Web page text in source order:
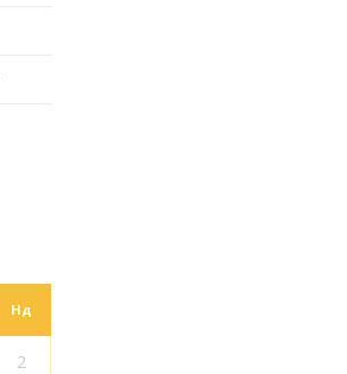
Нд
2